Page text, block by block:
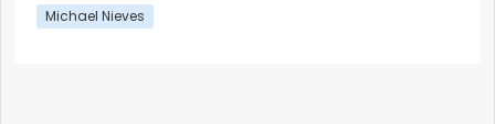
Michael Nieves